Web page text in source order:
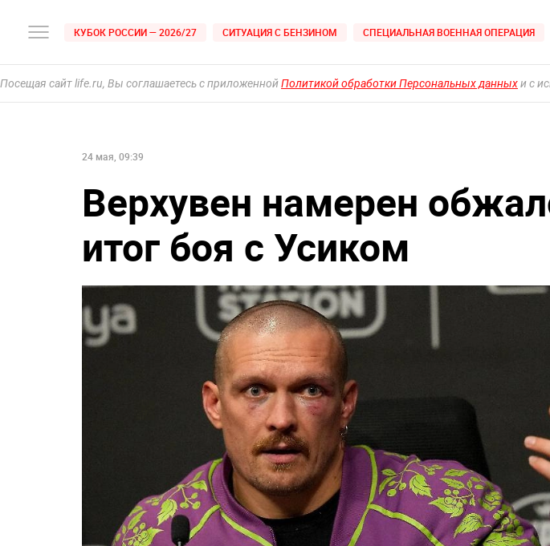
КУБОК РОССИИ — 2026/27 СИТУАЦИЯ С БЕНЗИНОМ СПЕЦИАЛЬНАЯ ВОЕННАЯ ОПЕРАЦИЯ
Посещая сайт life.ru, Вы соглашаетесь с приложеннойПолитикой обработки Персональных данныхи с
24 мая, 09:39
Верхувен намерен
итог боя с Усиком